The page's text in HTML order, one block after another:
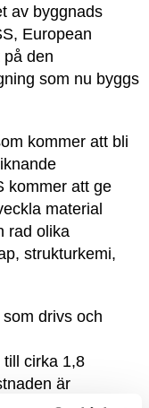
av byggnads
European
den
som nu byggs
kommer att bli
kommer att ge
material
rad olika
strukturkemi,
drivs och
till cirka 1,8
är